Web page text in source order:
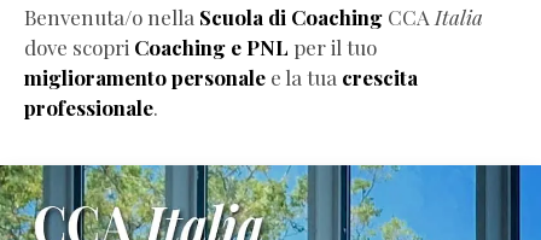
di
Coaching
e
PNL
Coach
Professionista
Wellness
Benvenuta/o nella Scuola di Coaching CCA Italia
dove scopri Coaching e PNL per il tuo
miglioramento personale e la tua crescita
professionale.